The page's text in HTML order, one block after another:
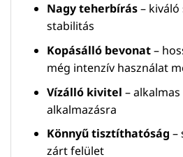
Nagy teherbírás– kiváló
stabilitás
Kopásálló bevonat–
még intenzív használat
Vízálló kivitel –
alkalmazásra
Könnyű tisztíthatóság –
zárt felület